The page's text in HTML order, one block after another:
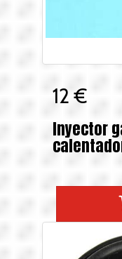
12 €
Inyector